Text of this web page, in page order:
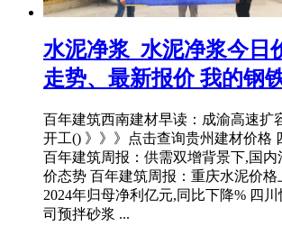
水泥净浆_水泥净浆今日
走势、最新报价 我的钢
百年建筑西南建材早读：成渝高速扩
开工() 》》》点击查询贵州建材价格
百年建筑周报：供需双增背景下,国
价态势 百年建筑周报：重庆水泥价格
2024年归母净利亿元,同比下降% 四
司预拌砂浆 ...